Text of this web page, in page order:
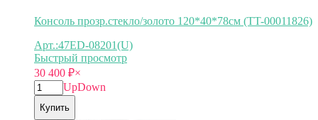
Консоль прозр.стекло/золото 120*40*78см (TT-00011826)
Арт.:47ED-08201(U)
Быстрый просмотр
30 400 ₽×
UpDown
Купить